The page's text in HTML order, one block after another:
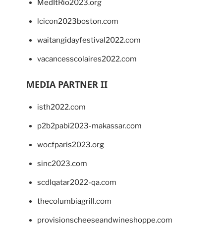
MedItRio2023.org
lcicon2023boston.com
waitangidayfestival2022.com
vacancesscolaires2022.com
MEDIA PARTNER II
isth2022.com
p2b2pabi2023-makassar.com
wocfparis2023.org
sinc2023.com
scdlqatar2022-qa.com
thecolumbiagrill.com
provisionscheeseandwineshoppe.com